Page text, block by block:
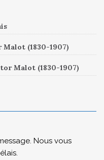
Malot (1830-1907)
Malot (1830-1907)
Nous vous